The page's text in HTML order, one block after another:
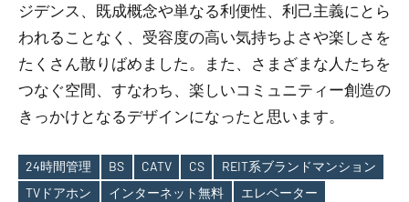
ジデンス、既成概念や単なる利便性、利己主義にとら
われることなく、受容度の高い気持ちよさや楽しさを
たくさん散りばめました。また、さまざまな人たちを
つなぐ空間、すなわち、楽しいコミュニティー創造の
きっかけとなるデザインになったと思います。
24時間管理 BS CATV CS
REIT系ブランドマンション
TVドアホン
インターネット無料
エレベーター